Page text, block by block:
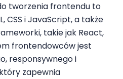
tworzenia frontendu to
CSS i JavaScript, a także
takie jak React,
frontendowców jest
responsywnego i
zapewnia